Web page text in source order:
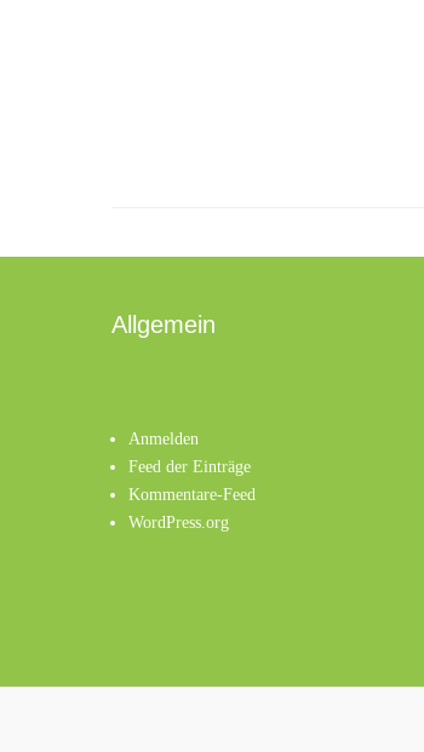
Allgemein
Anmelden
Feed der Einträge
Kommentare-Feed
WordPress.org